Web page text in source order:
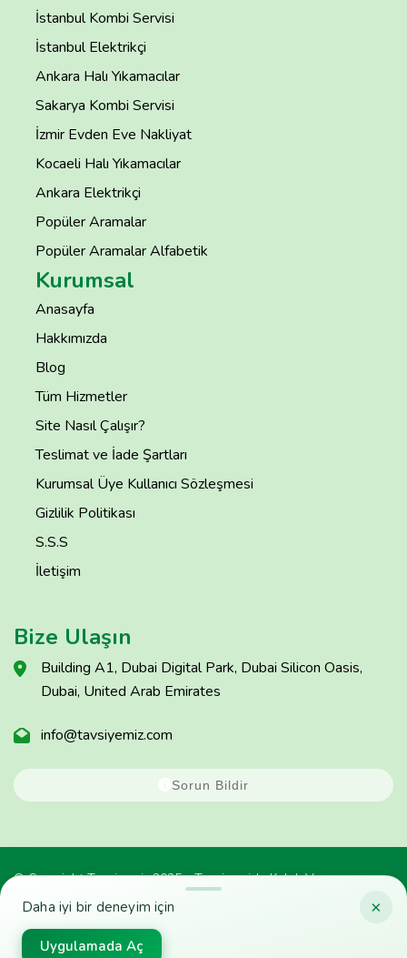
×
Daha iyi bir deneyim için
Uygulamada Aç
İstanbul Kombi Servisi
İstanbul Elektrikçi
Ankara Halı Yıkamacılar
Sakarya Kombi Servisi
İzmir Evden Eve Nakliyat
Kocaeli Halı Yıkamacılar
Ankara Elektrikçi
Popüler Aramalar
Popüler Aramalar Alfabetik
Kurumsal
Anasayfa
Hakkımızda
Blog
Tüm Hizmetler
Site Nasıl Çalışır?
Teslimat ve İade Şartları
Kurumsal Üye Kullanıcı Sözleşmesi
Gizlilik Politikası
S.S.S
İletişim
Bize Ulaşın
Building A1, Dubai Digital Park, Dubai Silicon Oasis,
Dubai, United Arab Emirates
info@tavsiyemiz.com
Sorun Bildir
© Copyright Tavsiyemiz 2025 - Tavsiyemiz'e Kulak Ver